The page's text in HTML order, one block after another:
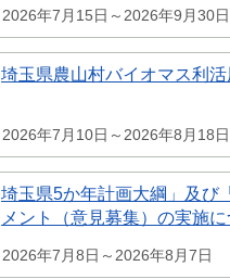
2026年7月15日～2026年9月30日
埼玉県農山村バイオマス利
2026年7月10日～2026年8月18日
埼玉県5か年計画大綱」及び
メント（意見募集）の実施に
2026年7月8日～2026年8月7日